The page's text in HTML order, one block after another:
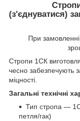
(з'єднуватися)
При
Стропи 1СК
чесно забезпечують
міцності.
Загальні технічні
Тип стропа —
петля/гак)